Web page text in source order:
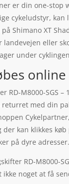
er din one-
cykeludstyr,
Shimano XT
eller
under
RD-M8000-
med din
der kan klikkes
på dyre adresser.
RD-
noget at få